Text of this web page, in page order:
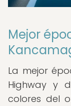
Mejor
La mejor
Highway y
colores del